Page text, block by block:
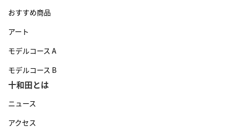
おすすめ商品
アート
モデルコース A
モデルコース B
十和田とは
ニュース
アクセス